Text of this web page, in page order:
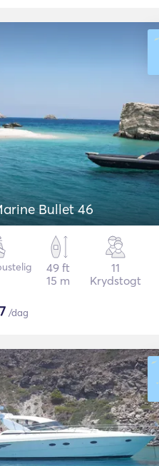
Bullet 46
49 ft
15 m
11
Krydstogt
/dag